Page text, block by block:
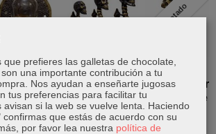
Calavera -
de
cajón
28,00 €
Calavera -
Tirador de
puerta de...
50,00 €
Agotado
Colgador
con Calavera
de bronce
45,00 €
prefieres las galletas de chocolate,
una importante contribución a tu
Nos ayudan a enseñarte jugosas
tus preferencias para facilitar tu
avisan si la web se vuelve lenta. Haciendo
confirmas que estás de acuerdo con su
por favor lea nuestra política de